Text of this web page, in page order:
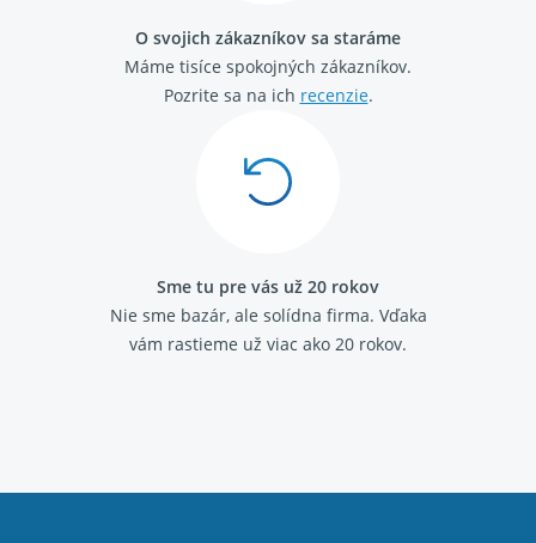
O svojich zákazníkov sa staráme
Máme tisíce spokojných zákazníkov.
Pozrite sa na ich recenzie.
Sme tu pre vás už 20 rokov
Nie sme bazár, ale solídna firma. Vďaka
vám rastieme už viac ako 20 rokov.